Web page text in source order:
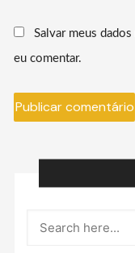
Salvar meus
eu comentar.